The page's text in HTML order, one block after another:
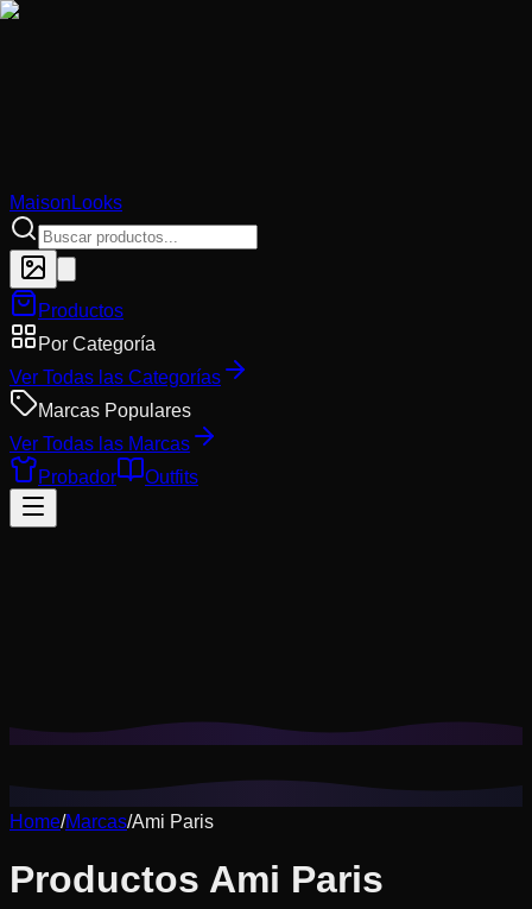
MaisonLooks
Productos
Por Categoría
Ver Todas las Categorías
Marcas Populares
Ver Todas las Marcas
Probador
Outfits
Home/Marcas/Ami Paris
Productos Ami Paris